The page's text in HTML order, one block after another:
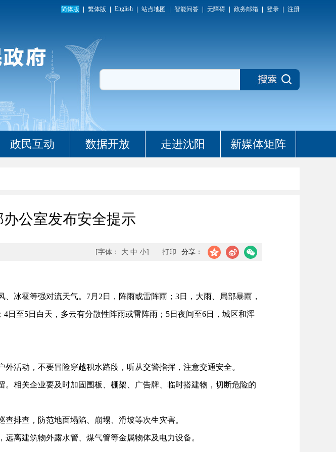
简体版 繁体版 English 站点地图 智能问答 无障碍 政务邮箱 登录 注册
政民互动 数据开放 走进沈阳 新媒体矩阵
公室发布安全提示
分享：
[字体： 大 中 小] 打印
雹等强对流天气。7月2日，阵雨或雷阵雨；3日，大雨、局部暴雨，
日至5日白天，多云有分散性阵雨或雷阵雨；5日夜间至6日，城区和浑
动，不要冒险穿越积水路段，听从交警指挥，注意交通安全。
相关企业要及时加固围板、棚架、广告牌、临时搭建物，切断危险的
排查，防范地面塌陷、崩塌、滑坡等次生灾害。
离建筑物外露水管、煤气管等金属物体及电力设备。